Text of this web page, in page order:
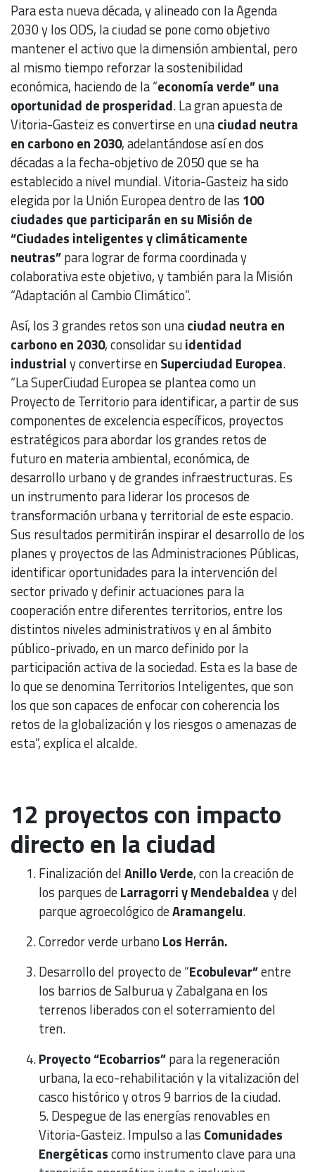
Para esta nueva década, y alineado con la Agenda
2030 y los ODS, la ciudad se pone como objetivo
mantener el activo que la dimensión ambiental, pero
al mismo tiempo reforzar la sostenibilidad
económica, haciendo de la “economía verde” una
oportunidad de prosperidad. La gran apuesta de
Vitoria-Gasteiz es convertirse en unaciudad neutra
en carbono en 2030, adelantándose así en dos
décadas a la fecha-objetivo de 2050 que se ha
establecido a nivel mundial. Vitoria-Gasteiz ha sido
elegida por la Unión Europea dentro de las 100
ciudades que participarán en su Misión de
“Ciudades inteligentes y climáticamente
neutras”para lograr de forma coordinada y
colaborativa este objetivo, y también para la Misión
“Adaptación al Cambio Climático”.
Así, los 3 grandes retos son unaciudad neutra en
carbono en 2030, consolidar suidentidad
industrialy convertirse enSuperciudad Europea.
“La SuperCiudad Europea se plantea como un
Proyecto de Territorio para identificar, a partir de sus
componentes de excelencia específicos, proyectos
estratégicos para abordar los grandes retos de
futuro en materia ambiental, económica, de
desarrollo urbano y de grandes infraestructuras. Es
un instrumento para liderar los procesos de
transformación urbana y territorial de este espacio.
Sus resultados permitirán inspirar el desarrollo de los
planes y proyectos de las Administraciones Públicas,
identificar oportunidades para la intervención del
sector privado y definir actuaciones para la
cooperación entre diferentes territorios, entre los
distintos niveles administrativos y en al ámbito
público-privado, en un marco definido por la
participación activa de la sociedad. Esta es la base de
lo que se denomina Territorios Inteligentes, que son
los que son capaces de enfocar con coherencia los
retos de la globalización y los riesgos o amenazas de
esta”, explica el alcalde.
12 proyectos con impacto
directo en la ciudad
Finalización delAnillo Verde, con la creación de
los parques deLarragorri y Mendebaldeay del
parque agroecológico deAramangelu.
Corredor verde urbano Los Herrán.
Desarrollo del proyecto de “Ecobulevar”entre
los barrios de Salburua y Zabalgana en los
terrenos liberados con el soterramiento del
tren.
Proyecto “Ecobarrios”para la regeneración
urbana, la eco-rehabilitación y la vitalización del
casco histórico y otros 9 barrios de la ciudad.
5. Despegue de las energías renovables en
Vitoria-Gasteiz. Impulso a las Comunidades
Energéticascomo instrumento clave para una